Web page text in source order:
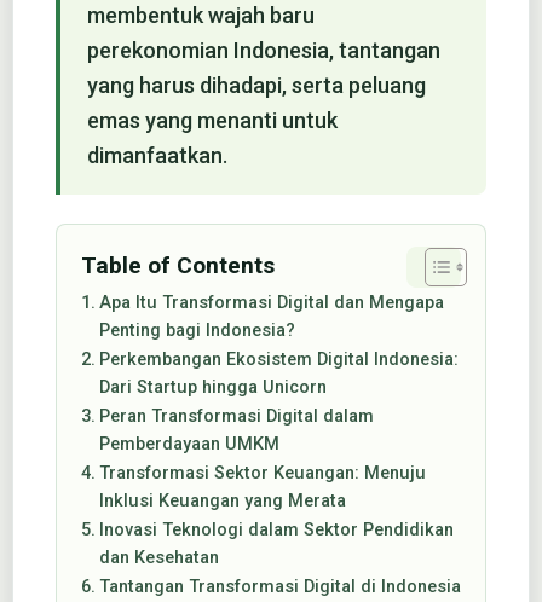
membentuk wajah baru
perekonomian Indonesia, tantangan
yang harus dihadapi, serta peluang
emas yang menanti untuk
dimanfaatkan.
Table of Contents
Apa Itu Transformasi Digital dan Mengapa
Penting bagi Indonesia?
Perkembangan Ekosistem Digital Indonesia:
Dari Startup hingga Unicorn
Peran Transformasi Digital dalam
Pemberdayaan UMKM
Transformasi Sektor Keuangan: Menuju
Inklusi Keuangan yang Merata
Inovasi Teknologi dalam Sektor Pendidikan
dan Kesehatan
Tantangan Transformasi Digital di Indonesia